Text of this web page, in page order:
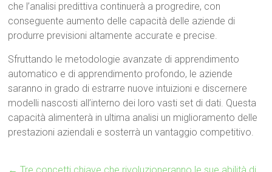
che l’analisi predittiva continuerà a progredire, con
conseguente aumento delle capacità delle aziende di
produrre previsioni altamente accurate e precise.
Sfruttando le metodologie avanzate di apprendimento
automatico e di apprendimento profondo, le aziende
saranno in grado di estrarre nuove intuizioni e discernere
modelli nascosti all’interno dei loro vasti set di dati. Questa
capacità alimenterà in ultima analisi un miglioramento delle
prestazioni aziendali e sosterrà un vantaggio competitivo.